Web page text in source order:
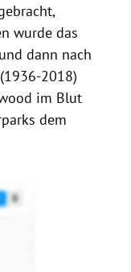
wurde das
dann nach
2018)
im Blut
dem